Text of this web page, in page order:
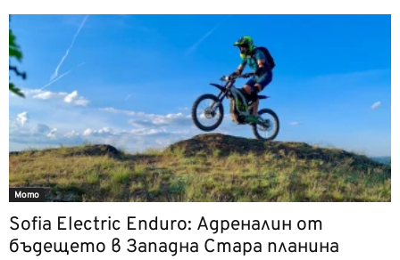
Мото
Sofia Electric Enduro: Адреналин от
бъдещето в Западна Стара планина